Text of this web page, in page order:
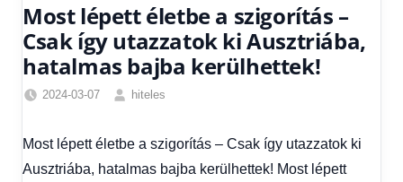
Most lépett életbe a szigorítás –
Csak így utazzatok ki Ausztriába,
hatalmas bajba kerülhettek!
2024-03-07
hiteles
Hírek,
Hírek
Most lépett életbe a szigorítás – Csak így utazzatok ki
Ausztriába, hatalmas bajba kerülhettek! Most lépett